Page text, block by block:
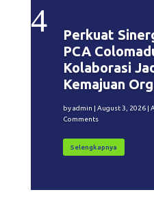
Perkuat
PCA
Kolaborasi
Kemajuan
byadmin | August 3, 2026|
Comments
Selengkapnya